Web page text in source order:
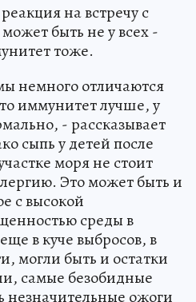
на встречу с
быть не у всех -
тоже.
немного отличаются
иммунитет лучше, у
- рассказывает
сыпь у детей после
моря не стоит
Это может быть и
с высокой
среды в
в куче выбросов, в
могли быть и остатки
самые безобидные
незначительные ожоги